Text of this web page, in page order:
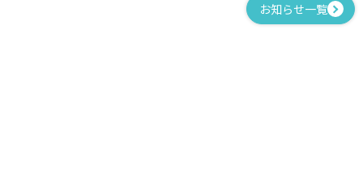
お知らせ一覧